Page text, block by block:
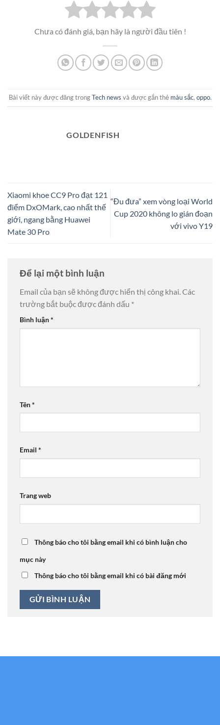
Chưa có đánh giá, bạn hãy là người đầu tiên !
Bài viết này được đăng trongTech news và được gắn thẻ màu sắc, oppo.
GOLDENFISH
Xiaomi khoe CC9 Pro đạt 121
điểm DxOMark, cao nhất thế
giới, ngang bằng Huawei
Mate 30 Pro
“Đu đưa” xem vòng loại World
Cup 2020 không lo gián đoạn
với vivo Y19
Để lại một bình luận
Email của bạn sẽ không được hiển thị công khai.Các
trường bắt buộc được đánh dấu *
Bình luận*
Tên*
Email *
Trang web
Thông báo cho tôi bằng email khi có bình luận cho
mục này
Thông báo cho tôi bằng email khi có bài đăng mới